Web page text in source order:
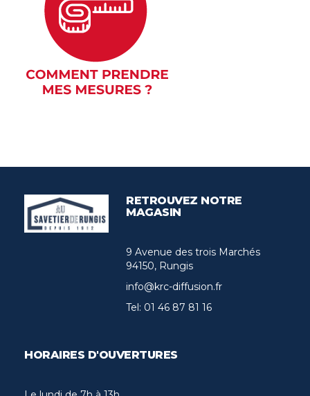
RETROUVEZ NOTRE
MAGASIN
9 Avenue des trois Marchés
94150, Rungis
info@krc-diffusion.fr
Tel: 01 46 87 81 16
HORAIRES D'OUVERTURES